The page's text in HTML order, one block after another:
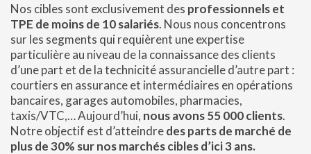
Nos cibles sont exclusivement des professionnels et
TPE de moins de 10 salariés. Nous nous concentrons
sur les segments qui requièrent une expertise
particulière au niveau de la connaissance des clients
d’une part et de la technicité assurancielle d’autre part :
courtiers en assurance et intermédiaires en opérations
bancaires, garages automobiles, pharmacies,
taxis/VTC,… Aujourd’hui, nous avons 55 000 clients.
Notre objectif est d’atteindredes parts de marché de
plus de 30% sur nos marchés cibles d’ici 3 ans.